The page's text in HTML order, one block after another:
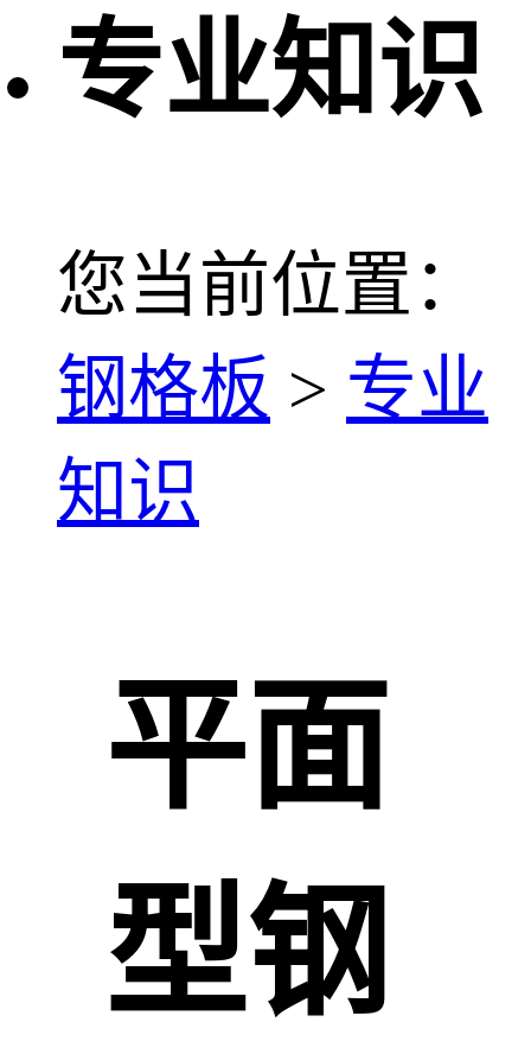
专业知识
您当前位置：
钢格板 > 专业
知识
平面
型钢